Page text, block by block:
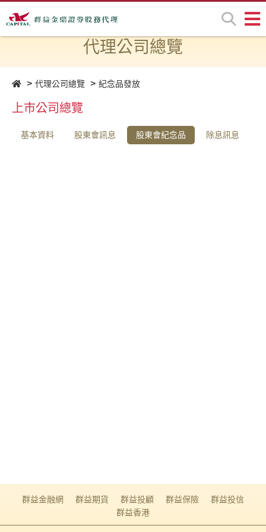
代理公司總覽
代理公司總覽 紀念品發放
上市公司總覽
基本資料 股東會訊息 股東會紀念品 除息訊息
群益金融網 群益期貨 群益投顧 群益保險
群益投信
群益香港